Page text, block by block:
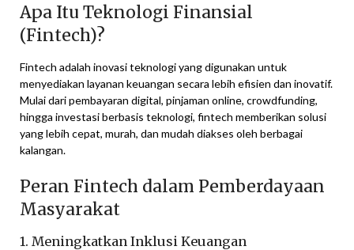
Apa Itu Teknologi Finansial
(Fintech)?
Fintech adalah inovasi teknologi yang digunakan untuk
menyediakan layanan keuangan secara lebih efisien dan inovatif.
Mulai dari pembayaran digital, pinjaman online, crowdfunding,
hingga investasi berbasis teknologi, fintech memberikan solusi
yang lebih cepat, murah, dan mudah diakses oleh berbagai
kalangan.
Peran Fintech dalam Pemberdayaan
Masyarakat
1. Meningkatkan Inklusi Keuangan